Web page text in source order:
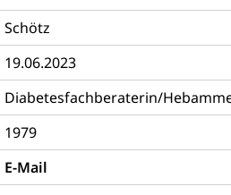
Schötz
19.06.2023
Diabetesfachberaterin/
1979
E-Mailelterliche Sorge